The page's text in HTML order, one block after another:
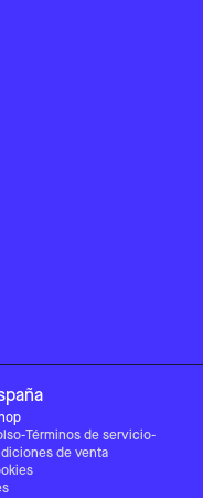
-Términos de servicio-
de venta